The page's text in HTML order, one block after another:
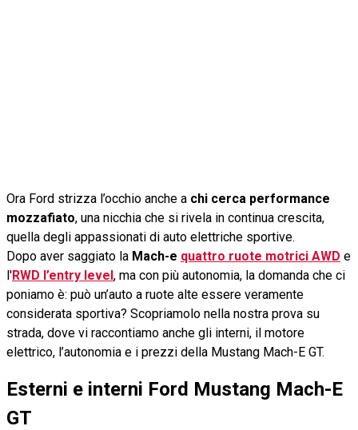
Ora Ford strizza l’occhio anche a chi cerca performance
mozzafiato, una nicchia che si rivela in continua crescita,
quella degli appassionati di auto elettriche sportive.
Dopo aver saggiato la Mach-e quattro ruote motrici AWD e
l'RWD l’entry level, ma con più autonomia, la domanda che ci
poniamo è: può un’auto a ruote alte essere veramente
considerata sportiva? Scopriamolo nella nostra prova su
strada, dove vi raccontiamo anche gli interni, il motore
elettrico, l’autonomia e i prezzi della Mustang Mach-E GT.
Esterni e interni Ford Mustang Mach-E
GT